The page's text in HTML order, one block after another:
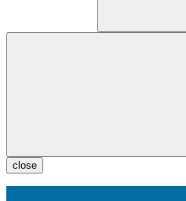
close